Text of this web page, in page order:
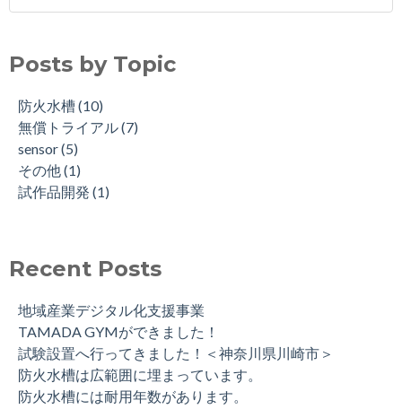
Posts by Topic
防火水槽(10)
無償トライアル(7)
sensor(5)
その他(1)
試作品開発 (1)
Recent Posts
地域産業デジタル化支援事業
TAMADA GYMができました！
試験設置へ行ってきました！＜神奈川県川崎市＞
防火水槽は広範囲に埋まっています。
防火水槽には耐用年数があります。